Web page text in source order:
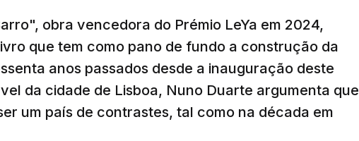
obra vencedora do Prémio LeYa em 2024,
que tem como pano de fundo a construção da
anos passados desde a inauguração deste
da cidade de Lisboa, Nuno Duarte argumenta que
um país de contrastes, tal como na década em